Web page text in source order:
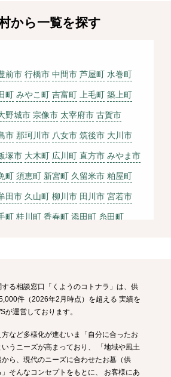
から一覧を探す
前市 行橋市 中間市 芦屋町 水巻町
町 みやこ町 吉富町 上毛町 築上町
野城市 宗像市 太宰府市 古賀市
市 那珂川市 八女市 筑後市 大川市
塚市 大木町 広川町 直方市 みやま市
町 須恵町 新宮町 久留米市 粕屋町
田市 久山町 柳川市 田川市 宮若市
町 桂川町 香春町 添田町 糸田町
市 多久市 伊万里市 武雄市 鹿島市
市 太良町 基山町 上峰町 みやき町
原市 諫早市 大村市 平戸市 松浦市
る相談窓口「くようのコトナラ」は、供
件（2026年2月時点）を超える 実績を
が運営しております。
など多様化が進むいま「自分に合ったお
うニーズが高まっており、
「地域や風土
ら、現代のニーズに合わせたお墓（供
そんなコンセプトをもとに、
お客様にあ